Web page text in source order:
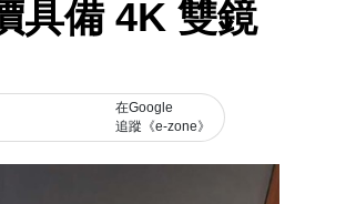
具備 4K 雙鏡
在Google
追蹤《e-zone》